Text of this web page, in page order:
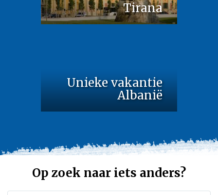
Tirana
Unieke vakantie
Albanië
Op zoek naar iets anders?